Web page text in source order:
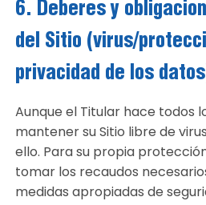
6. Deberes y
del Sitio (virus/
privacidad de los
Aunque el Titular hace todos
mantener su Sitio libre de
ello. Para su propia
tomar los recaudos
medidas apropiadas de